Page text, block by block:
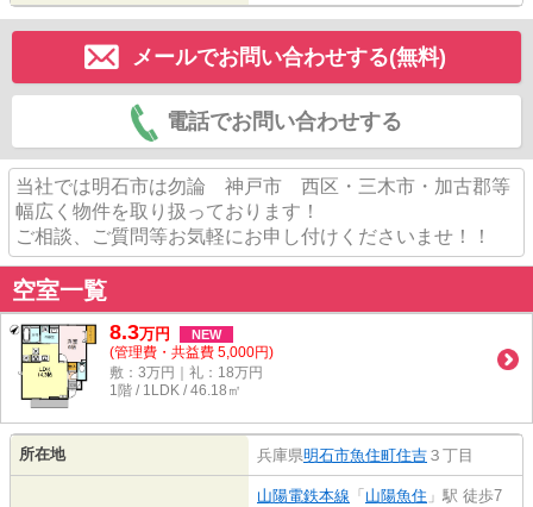
メールでお問い合わせする(無料)
電話でお問い合わせする
当社では明石市は勿論 神戸市 西区・三木市・加古郡等
幅広く物件を取り扱っております！
ご相談、ご質問等お気軽にお申し付けくださいませ！！
空室一覧
8.3万円 NEW
(管理費・共益費 5,000円)
敷：3万円｜礼：18万円
1階 / 1LDK / 46.18㎡
所在地 兵庫県明石市魚住町住吉 ３丁目
山陽電鉄本線 「 山陽魚住 」駅 徒歩7